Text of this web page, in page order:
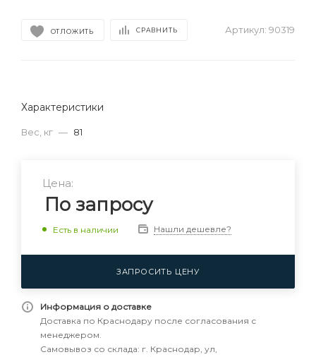
ОТЛОЖИТЬ СРАВНИТЬ Артикул: 90319
Характеристики
Вес, кг — 81
Цена:
По запросу
Есть в наличии Нашли дешевле?
ЗАПРОСИТЬ ЦЕНУ
Информация о доставке
Доставка по Краснодару после согласования с
менеджером.
Самовывоз со склада: г. Краснодар, ул,